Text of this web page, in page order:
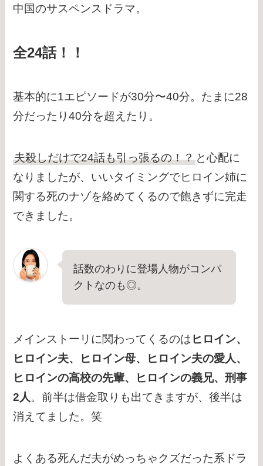
中国のサスペンスドラマ。
全24話！！
基本的に1エピソードが30分〜40分。たまに28
分だったり40分を超えたり。
夫殺しだけで24話も引っ張るの！？ と心配に
なりましたが、いいタイミングでヒロイン姉に
関する死のナゾを絡めてくるので飽きずに完走
できました。
話数のわりに登場人物がコンパ
クトなのも◎。
メインストーリに関わってくるのは ヒロイン、
ヒロイン夫、ヒロイン母、ヒロイン夫の愛人、
ヒロインの高校の先輩、ヒロインの義兄、刑事
2人 。前半は借金取りも出てきますが、後半は
消えてました。笑
よくある死んだ夫がめっちゃクズだった系ドラ